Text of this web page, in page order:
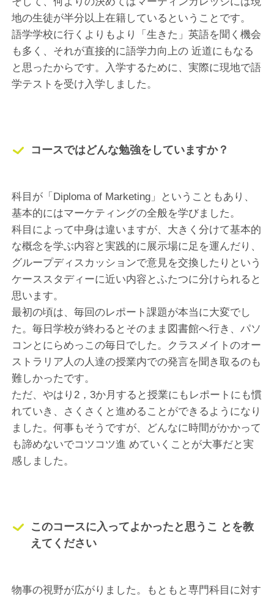
地の生徒が半分以上在籍しているということです。
語学学校に行くよりもより「生きた」英語を聞く機会
も多く、それが直接的に語学力向上の 近道にもなる
と思ったからです。入学するために、実際に現地で語
学テストを受け入学しました。
コースではどんな勉強をしていますか？
科目が「Diploma of Marketing」ということもあり、
基本的にはマーケティングの全般を学びました。
科目によって中身は違いますが、大きく分けて基本的
な概念を学ぶ内容と実践的に展示場に足を運んだり、
グループディスカッションで意見を交換したりという
ケーススタディーに近い内容とふたつに分けられると
思います。
最初の頃は、毎回のレポート課題が本当に大変でし
た。毎日学校が終わるとそのまま図書館へ行き、パソ
コンとにらめっこの毎日でした。クラスメイトのオー
ストラリア人の人達の授業内での発言を聞き取るのも
難しかったです。
ただ、やはり2，3か月すると授業にもレポートにも慣
れていき、さくさくと進めることができるようになり
ました。何事もそうですが、どんなに時間がかかって
も諦めないでコツコツ進 めていくことが大事だと実
感しました。
このコースに入ってよかったと思うこ とを教
えてください
物事の視野が広がりました。もともと専門科目に対す